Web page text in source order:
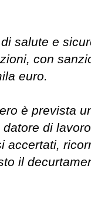
salute e
con
euro.
è prevista
di
accertati,
il